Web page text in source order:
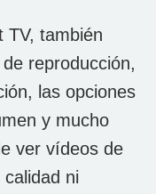
TV, también
reproducción,
las opciones
y mucho
ver vídeos de
ni